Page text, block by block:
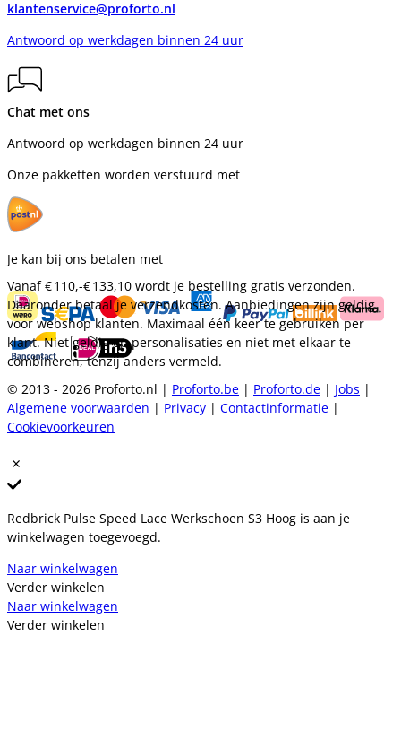
klantenservice@proforto.nl
Antwoord op werkdagen binnen 24 uur
Chat met ons
Antwoord op werkdagen binnen 24 uur
Onze pakketten worden verstuurd met
Je kan bij ons betalen met
Vanaf€ 110,-€ 133,10 wordt je bestelling gratis verzonden.
Daaronder betaal je verzendkosten. Aanbiedingen zijn geldig
voor webshop klanten. Maximaal één keer te gebruiken per
klant. Niet geldig op personalisaties en niet met elkaar te
combineren, tenzij anders vermeld.
© 2013 - 2026 Proforto.nl | Proforto.be | Proforto.de | Jobs |
Algemene voorwaarden | Privacy | Contactinformatie |
Cookievoorkeuren
Redbrick Pulse Speed Lace Werkschoen S3 Hoog is aan je
winkelwagen toegevoegd.
Naar winkelwagen
Verder winkelen
Naar winkelwagen
Verder winkelen